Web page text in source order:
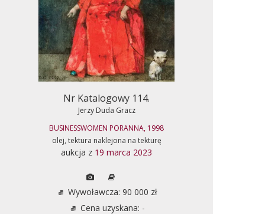
Nr Katalogowy 114.
Jerzy Duda Gracz
BUSINESSWOMEN PORANNA, 1998
olej, tektura naklejona na tekturę
aukcja z 19 marca 2023
Wywoławcza: 90 000 zł
Cena uzyskana: -